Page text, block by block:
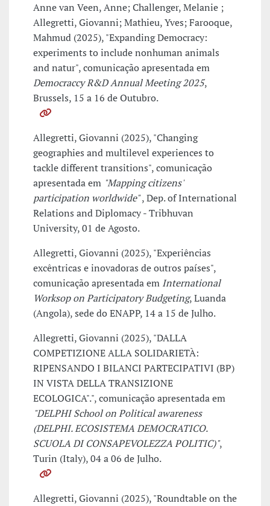
Anne van Veen, Anne; Challenger, Melanie ;
Allegretti, Giovanni; Mathieu, Yves; Farooque,
Mahmud (2025), "Expanding Democracy:
experiments to include nonhuman animals
and natur", comunicação apresentada em
Democraccy R&D Annual Meeting 2025,
Brussels, 15 a 16 de Outubro.
Allegretti, Giovanni (2025), "Changing
geographies and multilevel experiences to
tackle different transitions", comunicação
apresentada em "Mapping citizens'
participation worldwide", Dep. of International
Relations and Diplomacy - Tribhuvan
University, 01 de Agosto.
Allegretti, Giovanni (2025), "Experiências
excêntricas e inovadoras de outros países",
comunicação apresentada em International
Worksop on Participatory Budgeting, Luanda
(Angola), sede do ENAPP, 14 a 15 de Julho.
Allegretti, Giovanni (2025), "DALLA
COMPETIZIONE ALLA SOLIDARIETÀ:
RIPENSANDO I BILANCI PARTECIPATIVI (BP)
IN VISTA DELLA TRANSIZIONE
ECOLOGICA".", comunicação apresentada em
"DELPHI School on Political awareness
(DELPHI. ECOSISTEMA DEMOCRATICO.
SCUOLA DI CONSAPEVOLEZZA POLITIC)",
Turin (Italy), 04 a 06 de Julho.
Allegretti, Giovanni (2025), "Roundtable on the